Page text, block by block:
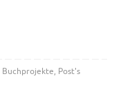
Buchprojekte, Post's